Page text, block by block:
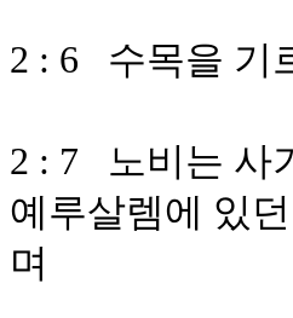
2 : 6 수목을 기
2 : 7 노비는 사
예루살렘에 있
며